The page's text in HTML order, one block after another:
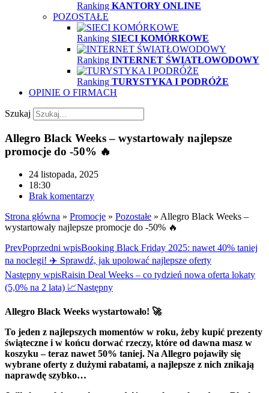
Ranking KANTORY ONLINE
POZOSTAŁE
Ranking SIECI KOMÓRKOWE
Ranking INTERNET ŚWIATŁOWODOWY
Ranking TURYSTYKA I PODRÓŻE
OPINIE O FIRMACH
Szukaj
Allegro Black Weeks – wystartowały najlepsze
promocje do -50% 🔥
24 listopada, 2025
18:30
Brak komentarzy
Strona główna » Promocje » Pozostałe » Allegro Black Weeks –
wystartowały najlepsze promocje do -50% 🔥
PrevPoprzedni wpisBooking Black Friday 2025: nawet 40% taniej
na noclegi! ✈️ Sprawdź, jak upolować najlepsze oferty
Następny wpisRaisin Deal Weeks – co tydzień nowa oferta lokaty
(5,0% na 2 lata) 📈Następny
Allegro Black Weeks wystartowało! 🚀
To jeden z najlepszych momentów w roku, żeby kupić prezenty
świąteczne i w końcu dorwać rzeczy, które od dawna masz w
koszyku – teraz nawet 50% taniej. Na Allegro pojawiły się
wybrane oferty z dużymi rabatami, a najlepsze z nich znikają
naprawdę szybko…